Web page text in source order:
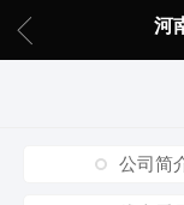
河
公司简